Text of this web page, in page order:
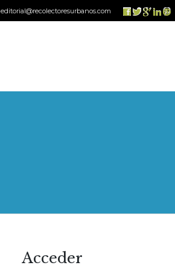
editorial@recolectoresurbanos.com
Acceder